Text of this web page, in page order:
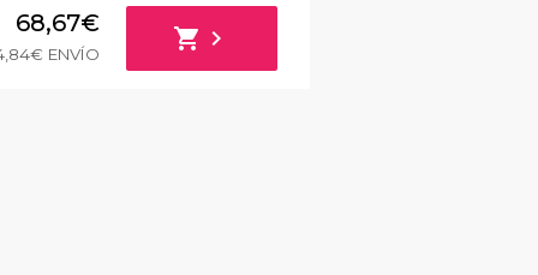
68,67€
ENVÍO
shopping_cart chevron_right